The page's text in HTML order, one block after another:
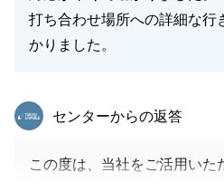
打ち合わせ場所への詳細な行
かりました。
東急リバブル
センターからの返答
この度は、当社をご活用いた